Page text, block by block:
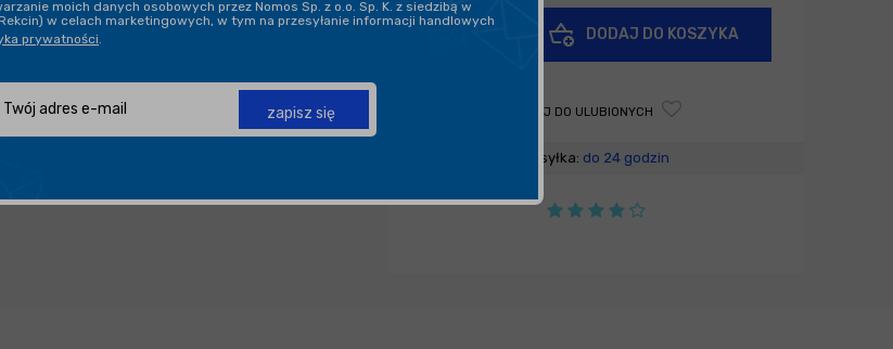
o produkt
+
DODAJ DO KOSZYKA
DODAJ DO ULUBIONYCH
Wysyłka: do 24 godzin
moich danych osobowych przez Nomos Sp. z o.o. Sp. K. z siedzibą w
w celach marketingowych, w tym na przesyłanie informacji handlowych
prywatności
zapisz się